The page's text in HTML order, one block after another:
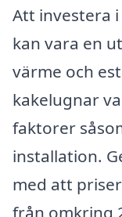
Att investera
kan vara en
värme och
kakelugnar
faktorer
installation.
med att
från omkring